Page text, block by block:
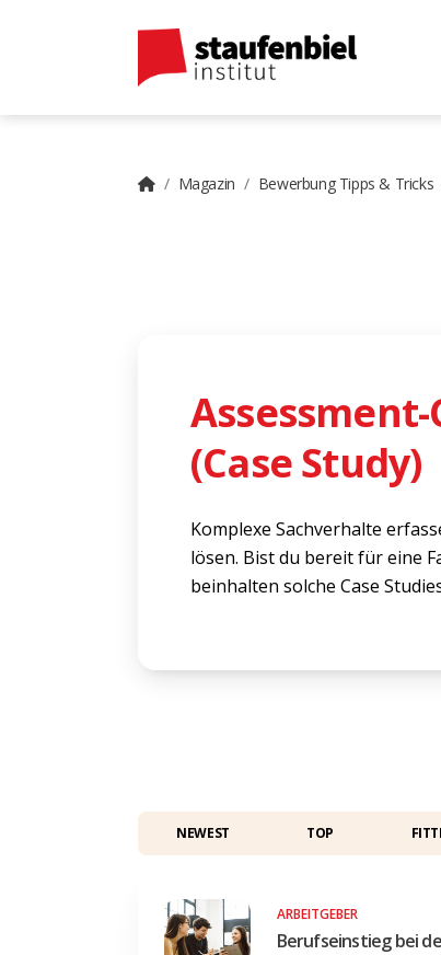
Magazin Bewerbung Tipps & Tricks
(Case Study)
Komplexe Sachverhalte
lösen. Bist du bereit für eine
beinhalten solche Case
NEWEST TOP
ARBEITGEBER
Berufseinstieg bei